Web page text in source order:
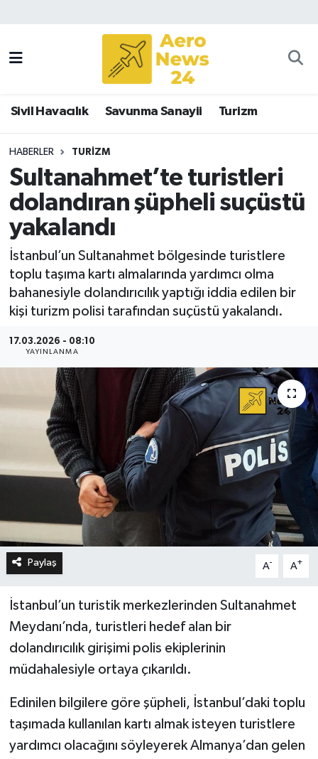
Sivil Havacılık Savunma Sanayii Turizm
HABERLER TURIZM
Sultanahmet’te turistleri
dolandıran şüpheli suçüstü
yakalandı
İstanbul’un Sultanahmet bölgesinde turistlere
toplu taşıma kartı almalarında yardımcı olma
bahanesiyle dolandırıcılık yaptığı iddia edilen bir
kişi turizm polisi tarafından suçüstü yakalandı.
17.03.2026 - 08:10
YAYINLANMA
Paylaş A- A+
İstanbul’un turistik merkezlerinden Sultanahmet
Meydanı’nda, turistleri hedef alan bir
dolandırıcılık girişimi polis ekiplerinin
müdahalesiyle ortaya çıkarıldı.
Edinilen bilgilere göre şüpheli, İstanbul’daki toplu
taşımada kullanılan kartı almak isteyen turistlere
yardımcı olacağını söyleyerek Almanya’dan gelen